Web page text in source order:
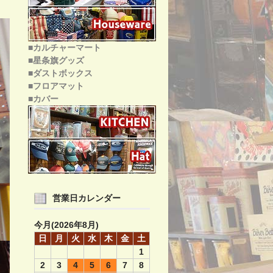
■カルチャーマート
■星条旗グッズ
■ダストボックス
■フロアマット
■カバー
営業日カレンダー
今月(2026年8月)
日
月 火 水 木 金
土
1
2
3 4 5 6 7 8